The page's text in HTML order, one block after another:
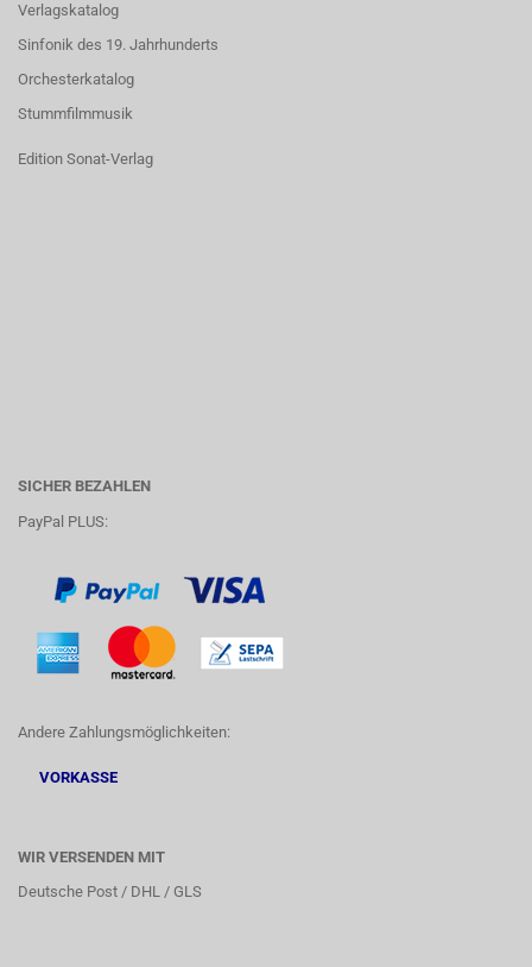
Verlagskatalog
Sinfonik des 19. Jahrhunderts
Orchesterkatalog
Stummfilmmusik
Edition Sonat-Verlag
SICHER BEZAHLEN
PayPal PLUS:
Andere Zahlungsmöglichkeiten:
VORKASSE
WIR VERSENDEN MIT
Deutsche Post / DHL / GLS